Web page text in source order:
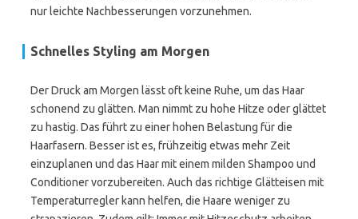
nur leichte Nachbesserungen vorzunehmen.
Schnelles Styling am Morgen
Der Druck am Morgen lässt oft keine Ruhe, um das Haar
schonend zu glätten. Man nimmt zu hohe Hitze oder glättet
zu hastig. Das führt zu einer hohen Belastung für die
Haarfasern. Besser ist es, frühzeitig etwas mehr Zeit
einzuplanen und das Haar mit einem milden Shampoo und
Conditioner vorzubereiten. Auch das richtige Glätteisen mit
Temperaturregler kann helfen, die Haare weniger zu